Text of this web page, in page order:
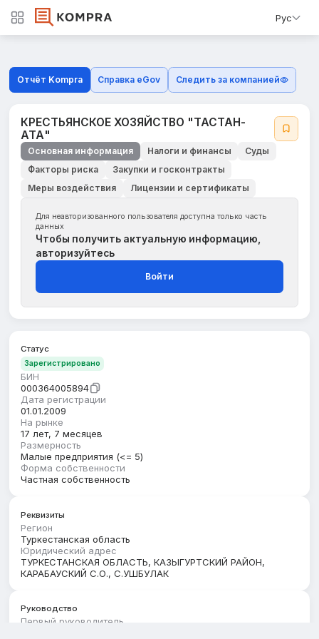
Рус
Отчёт Kompra Справка eGov Следить за компанией
КРЕСТЬЯНСКОЕ ХОЗЯЙСТВО "ТАСТАН-
АТА"
Основная информация Налоги и финансы
Суды
Факторы риска
Закупки и госконтракты
Меры воздействия
Лицензии и сертификаты
Для неавторизованного пользователя доступна только часть
данных
Чтобы получить актуальную информацию,
авторизуйтесь
Войти
Статус
Зарегистрировано
БИН
000364005894
Дата регистрации
01.01.2009
На рынке
17 лет, 7 месяцев
Размерность
Малые предприятия (<= 5)
Форма собственности
Частная собственность
Реквизиты
Регион
Туркестанская область
Юридический адрес
ТУРКЕСТАНСКАЯ ОБЛАСТЬ, КАЗЫГУРТСКИЙ РАЙОН,
КАРАБАУСКИЙ С.О., С.УШБУЛАК
Руководство
Первый руководитель